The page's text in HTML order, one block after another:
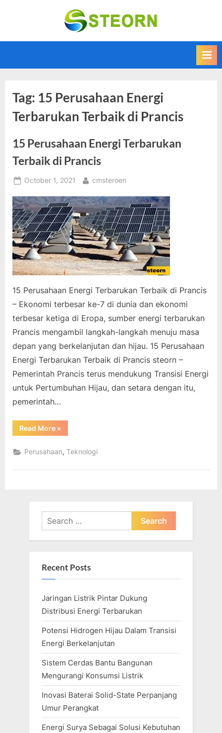
Informasi
Terkini dan
Informasi teknologi
terbaru dan
Tag: 15 Perusahaan Energi
Terbarukan Terbaik di Prancis
15 Perusahaan Energi Terbarukan
Terbaik di Prancis
Posted
October 1, 2021 By
cmsteroen
15 Perusahaan Energi Terbarukan Terbaik di Prancis
– Ekonomi terbesar ke-7 di dunia dan ekonomi
terbesar ketiga di Eropa, sumber energi terbarukan
Prancis mengambil langkah-langkah menuju masa
depan yang berkelanjutan dan hijau. 15 Perusahaan
Energi Terbarukan Terbaik di Prancis steorn –
Pemerintah Prancis terus mendukung Transisi Energi
untuk Pertumbuhan Hijau, dan setara dengan itu,
pemerintah…
Read More“15
Perusahaan
Terbarukan
Terbaik
Prancis”
»
Perusahaan,Teknologi
Search
for:
Recent Posts
Jaringan Listrik Pintar Dukung
Distribusi Energi Terbarukan
Potensi Hidrogen Hijau Dalam Transisi
Energi Berkelanjutan
Sistem Cerdas Bantu Bangunan
Mengurangi Konsumsi Listrik
Inovasi Baterai Solid-State Perpanjang
Umur Perangkat
Energi Surya Sebagai Solusi Kebutuhan